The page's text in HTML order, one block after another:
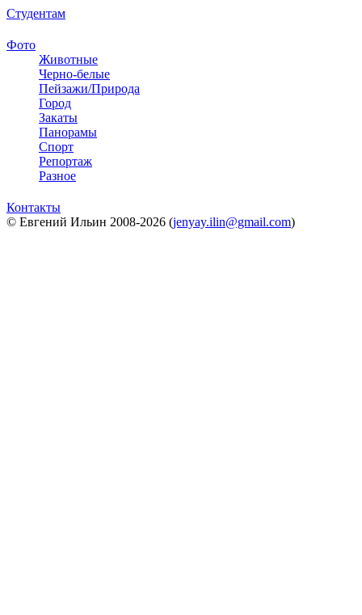
Студентам
Фото
Животные
Черно-белые
Пейзажи/Природа
Город
Закаты
Панорамы
Спорт
Репортаж
Разное
Контакты
© Евгений Ильин 2008-2026 (jenyay.ilin@gmail.com)